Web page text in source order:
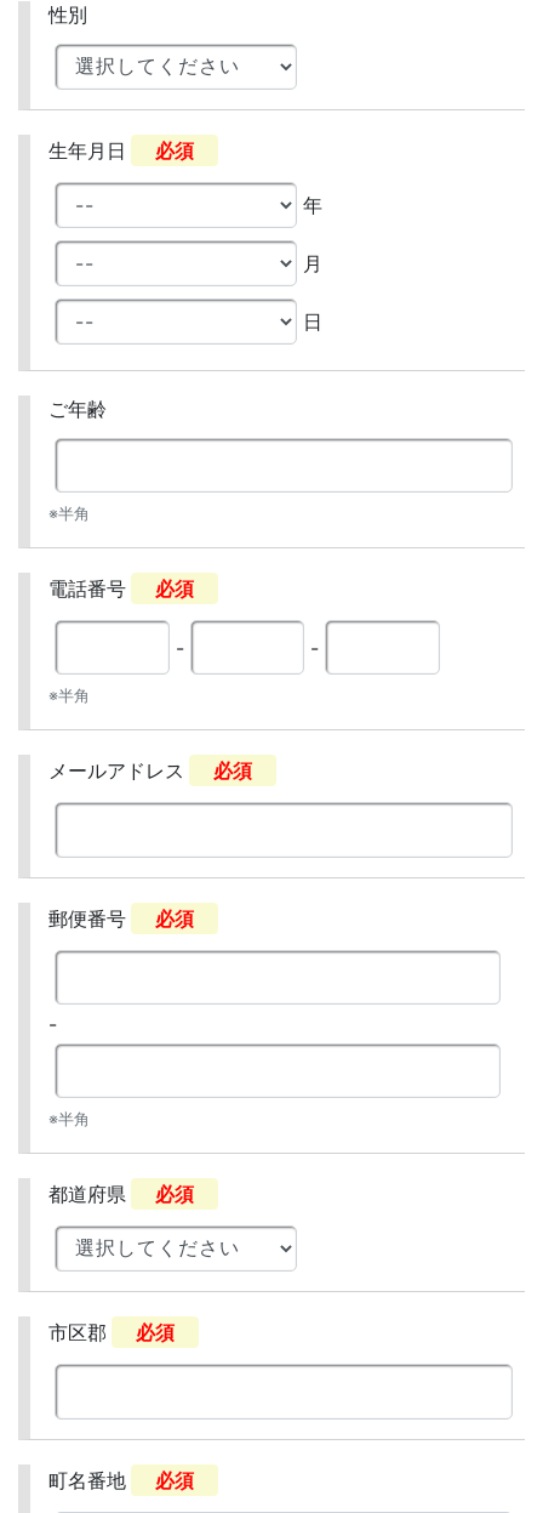
性別
生年月日 必須
年
月
日
ご年齢
※半角
電話番号 必須
- -
※半角
メールアドレス 必須
郵便番号 必須
-
※半角
都道府県 必須
市区郡 必須
町名番地 必須